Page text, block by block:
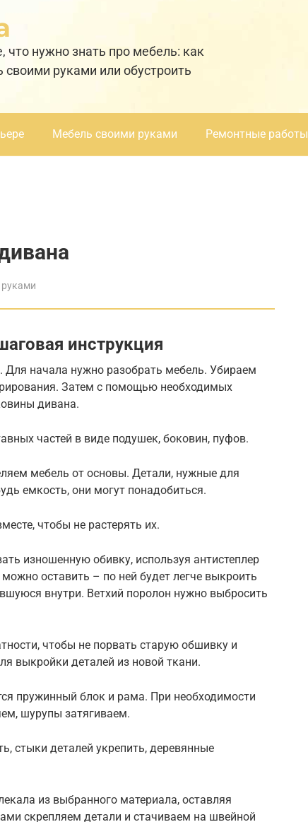
что нужно знать про мебель: как
своими руками или обустроить
Мебель своими руками Ремонтные работы
инструкция
Для начала нужно разобрать мебель. Убираем
Затем с помощью необходимых
дивана.
частей в виде подушек, боковин, пуфов.
мебель от основы. Детали, нужные для
емкость, они могут понадобиться.
чтобы не растерять их.
изношенную обивку, используя антистеплер
оставить – по ней будет легче выкроить
внутри. Ветхий поролон нужно выбросить
чтобы не порвать старую обшивку и
выкройки деталей из новой ткани.
пружинный блок и рама. При необходимости
шурупы затягиваем.
стыки деталей укрепить, деревянные
из выбранного материала, оставляя
скрепляем детали и стачиваем на швейной